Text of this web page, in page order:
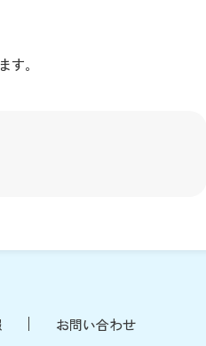
。
お問い合わせ